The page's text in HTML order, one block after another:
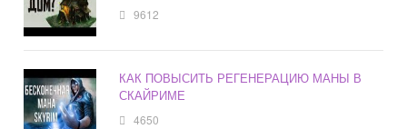
9612
КАК ПОВЫСИТЬ РЕГЕНЕРАЦИЮ МАНЫ В
СКАЙРИМЕ
4650